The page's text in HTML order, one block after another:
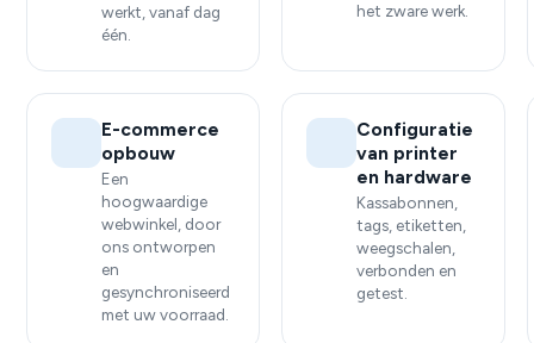
werkt, vanaf dag
één.
het zware werk.
E-commerce
opbouw
Een
hoogwaardige
webwinkel, door
ons ontworpen
en
gesynchroniseerd
met uw voorraad.
Configuratie
van printer
en hardware
Kassabonnen,
tags, etiketten,
weegschalen,
verbonden en
getest.